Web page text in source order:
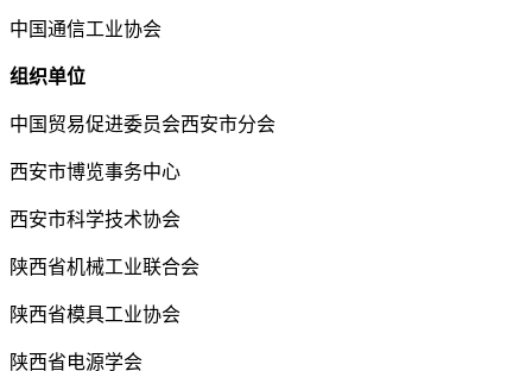
中国通信工业协会
组织单位
中国贸易促进委员会西安市分会
西安市博览事务中心
西安市科学技术协会
陕西省机械工业联合会
陕西省模具工业协会
陕西省电源学会